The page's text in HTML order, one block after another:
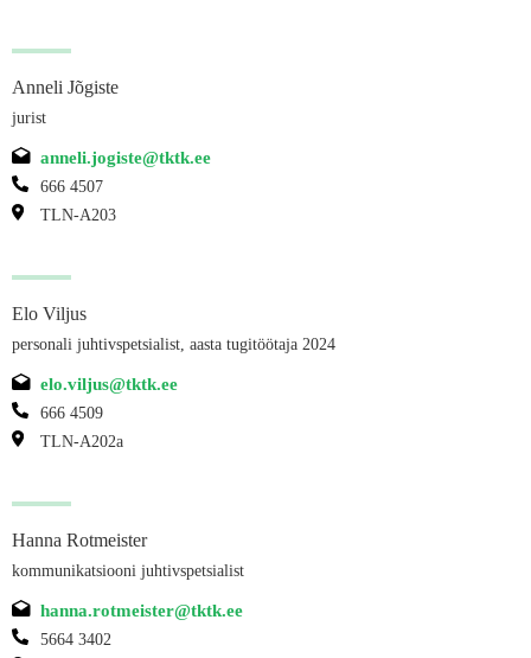
Anneli Jõgiste
jurist
anneli.jogiste@tktk.ee
666 4507
TLN-A203
Elo Viljus
personali juhtivspetsialist, aasta tugitöötaja 2024
elo.viljus@tktk.ee
666 4509
TLN-A202a
Hanna Rotmeister
kommunikatsiooni juhtivspetsialist
hanna.rotmeister@tktk.ee
5664 3402